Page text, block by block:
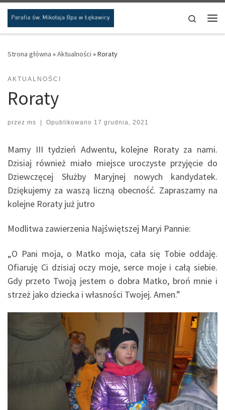
Przejdź do treści
Search
Strona główna »Aktualności »Roraty
AKTUALNOŚCI
Roraty
przez ms | Opublikowano 17 grudnia, 2021
Mamy III tydzień Adwentu, kolejne Roraty za nami.
Dzisiaj również miało miejsce uroczyste przyjęcie do
Dziewczęcej Służby Maryjnej nowych kandydatek.
Dziękujemy za waszą liczną obecność. Zapraszamy na
kolejne Roraty już jutro
Modlitwa zawierzenia Najświętszej Maryi Pannie:
„O Pani moja, o Matko moja, cała się Tobie oddaję.
Ofiaruję Ci dzisiaj oczy moje, serce moje i całą siebie.
Gdy przeto Twoją jestem o dobra Matko, broń mnie i
strzeż jako dziecka i własności Twojej. Amen.”